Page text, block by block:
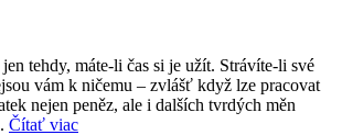
tehdy, máte-li čas si je užít. Strávíte-li své
vám k ničemu – zvlášť když lze pracovat
nejen peněz, ale i dalších tvrdých měn
Čítať viac